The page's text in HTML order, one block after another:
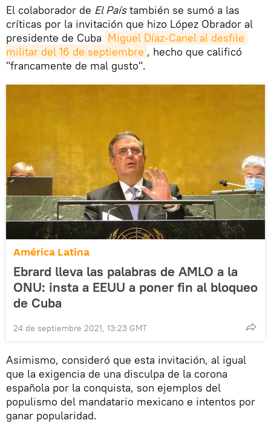
El colaborador de El Paístambién se sumó a las
críticas por la invitación que hizo López Obrador al
presidente de Cuba Miguel Díaz-Canel al desfile
militar del 16 de septiembre , hecho que calificó
"francamente de mal gusto".
América Latina
Ebrard lleva las palabras de AMLO a la
ONU: insta a EEUU a poner fin al bloqueo
de Cuba
24 de septiembre 2021, 13:23 GMT
Asimismo, consideró que esta invitación, al igual
que la exigencia de una disculpa de la corona
española por la conquista, son ejemplos del
populismo del mandatario mexicano e intentos por
ganar popularidad.